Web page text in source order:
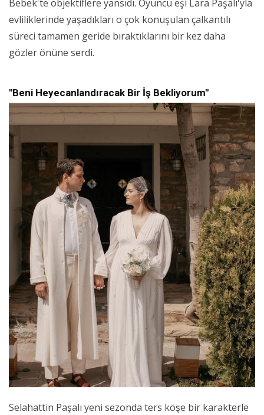
Bebek'te objektiflere yansıdı. Oyuncu eşi Lara Paşalı'yla
evliliklerinde yaşadıkları o çok konuşulan çalkantılı
süreci tamamen geride bıraktıklarını bir kez daha
gözler önüne serdi.
"Beni Heyecanlandıracak Bir İş Bekliyorum"
Selahattin Paşalı yeni sezonda ters köşe bir karakterle